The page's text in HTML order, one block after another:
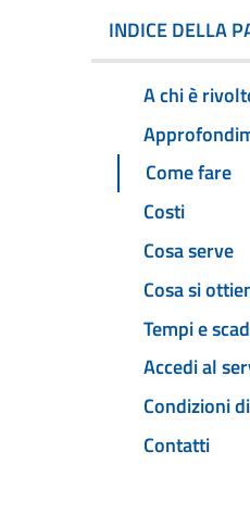
INDICE DELLA
A chi è
Come fare
Costi
Cosa serve
Cosa si
Tempi e
Accedi al
Condizioni
Contatti